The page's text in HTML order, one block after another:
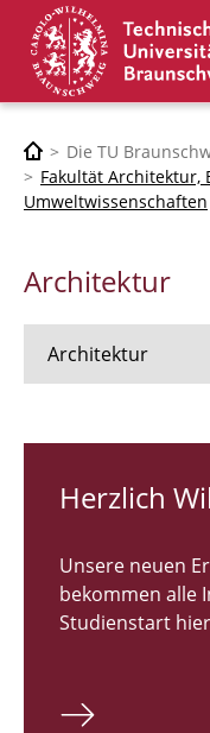
Die TU
Fakultät Architektur,
Umweltwissenschaften
Architektur
Architektur
RUNDGANG 26
Bachelor
Master
Herzlich
Unsere neuen
bekommen alle
Studienstart hier